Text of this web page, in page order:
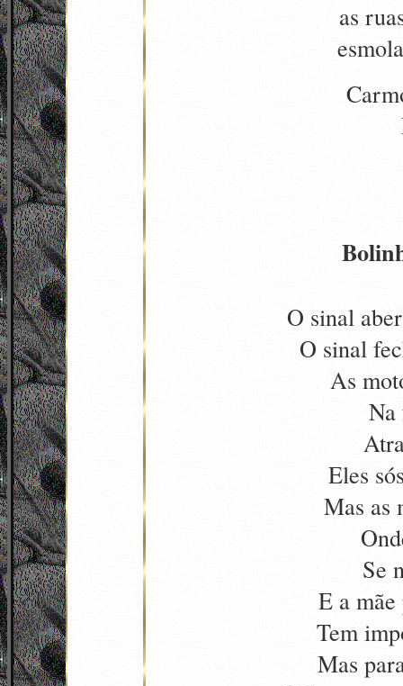
as
O sinal
O sinal
As
Na
Eles
Mas as
Se
E a
Tem
Mas